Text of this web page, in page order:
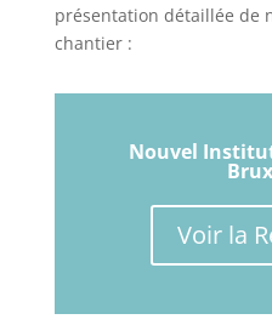
présentation détaillée de
chantier :
Nouvel
Voir la